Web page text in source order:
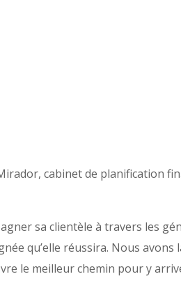
cabinet de planification
sa clientèle à travers les
qu’elle réussira. Nous
le meilleur chemin pour y